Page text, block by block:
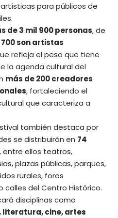
para públicos de
de 3 mil 900 personas, de
son artistas
refleja el peso que tiene
la agenda cultural del
más de 200 creadores
, fortaleciendo el
que caracteriza a
también destaca por
se distribuirán en 74
, entre ellos teatros,
plazas públicas, parques,
rurales, foros
calles del Centro Histórico.
disciplinas como
literatura, cine, artes